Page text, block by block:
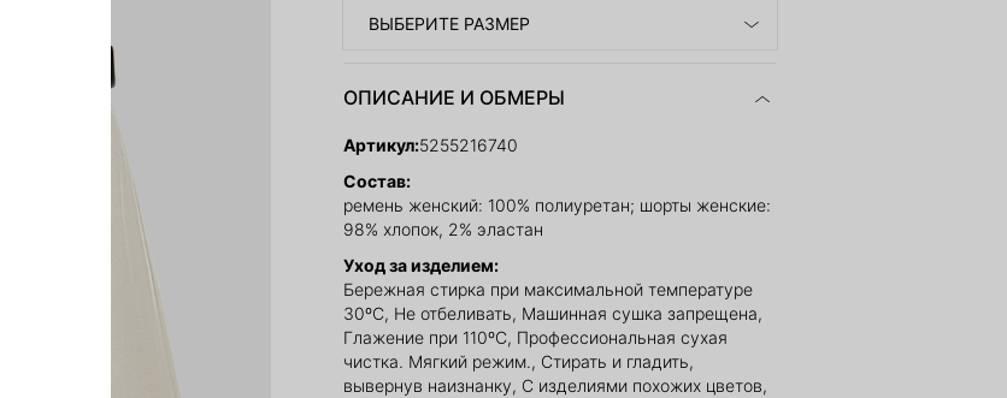
ВЫБЕРИТЕ РАЗМЕР
ОПИСАНИЕ И ОБМЕРЫ
Артикул:5255216740
Состав:
ремень женский: 100% полиуретан; шорты женские:
98% хлопок, 2% эластан
Уход за изделием:
Бережная стирка при максимальной температуре
30ºС, Не отбеливать, Машинная сушка запрещена,
Глажение при 110ºС, Профессиональная сухая
чистка. Мягкий режим., Стирать и гладить,
вывернув наизнанку, С изделиями похожих цветов,